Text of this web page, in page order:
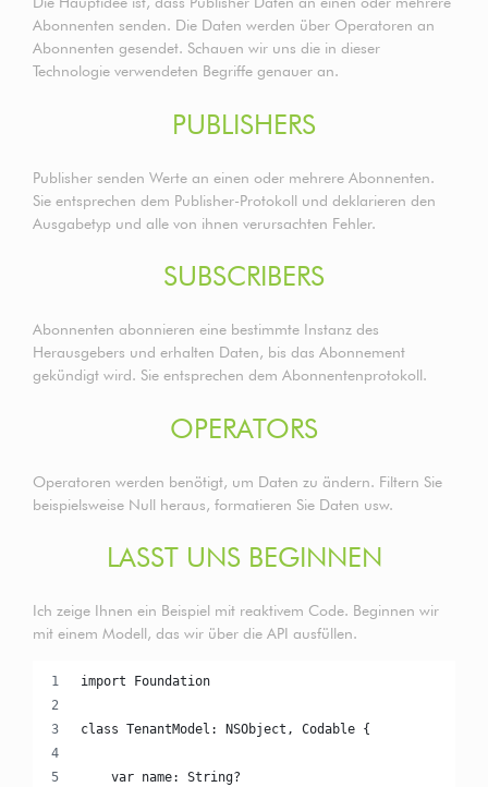
Abonnenten senden. Die Daten werden über Operatoren an
Abonnenten gesendet. Schauen wir uns die in dieser
Technologie verwendeten Begriffe genauer an.
PUBLISHERS
Publisher senden Werte an einen oder mehrere Abonnenten.
Sie entsprechen dem Publisher-Protokoll und deklarieren den
Ausgabetyp und alle von ihnen verursachten Fehler.
SUBSCRIBERS
Abonnenten abonnieren eine bestimmte Instanz des
Herausgebers und erhalten Daten, bis das Abonnement
gekündigt wird. Sie entsprechen dem Abonnentenprotokoll.
OPERATORS
Operatoren werden benötigt, um Daten zu ändern. Filtern Sie
beispielsweise Null heraus, formatieren Sie Daten usw.
LASST UNS BEGINNEN
Ich zeige Ihnen ein Beispiel mit reaktivem Code. Beginnen wir
mit einem Modell, das wir über die API ausfüllen.
import Foundation
class TenantModel: NSObject, Codable {
    var name: String?